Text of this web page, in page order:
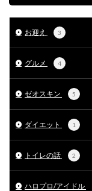
お迎え 3
グルメ 4
ゼオスキン 5
ダイエット 1
トイレの話 2
ハロプロ/アイドル